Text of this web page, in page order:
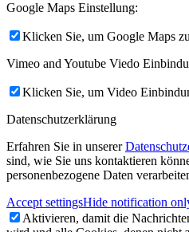
Google Maps Einstellung:
Klicken Sie, um Google Maps
Vimeo and Youtube Viedo
Klicken Sie, um Video
Datenschutzerklärung
Erfahren Sie in unserer
sind, wie Sie uns kontaktieren
personenbezogene Daten
Accept settingsHide notification
Aktivieren, damit die